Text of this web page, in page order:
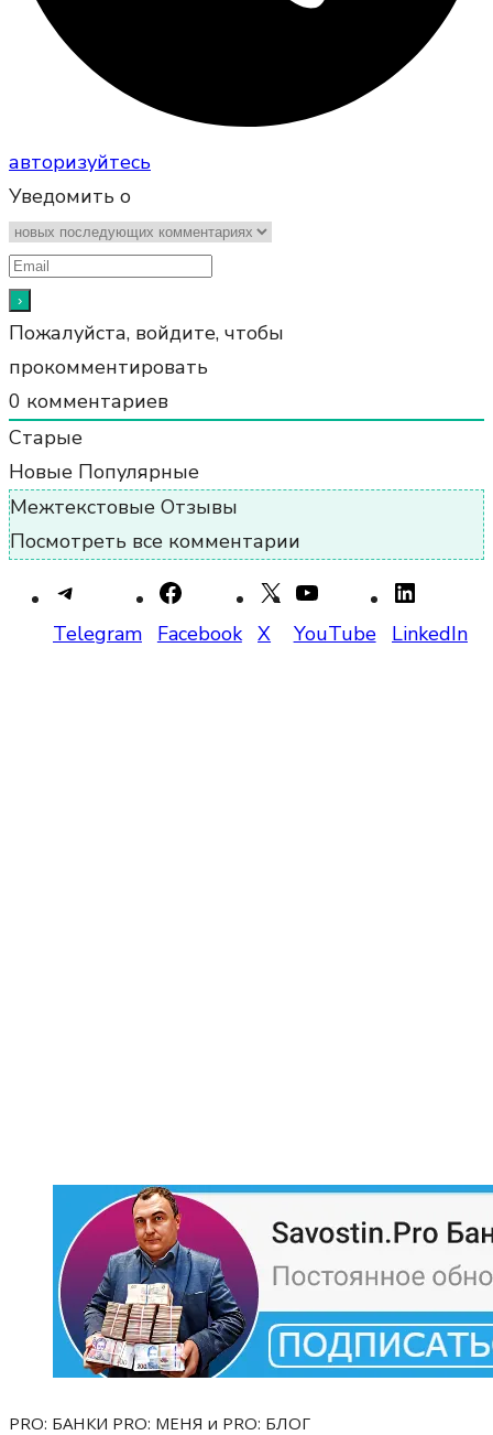
авторизуйтесь
Уведомить о
Пожалуйста, войдите, чтобы
прокомментировать
0 комментариев
Старые
Новые Популярные
Межтекстовые Отзывы
Посмотреть все комментарии
Telegram Facebook X YouTube LinkedIn
PRO: БАНКИ PRO: МЕНЯ и PRO: БЛОГ